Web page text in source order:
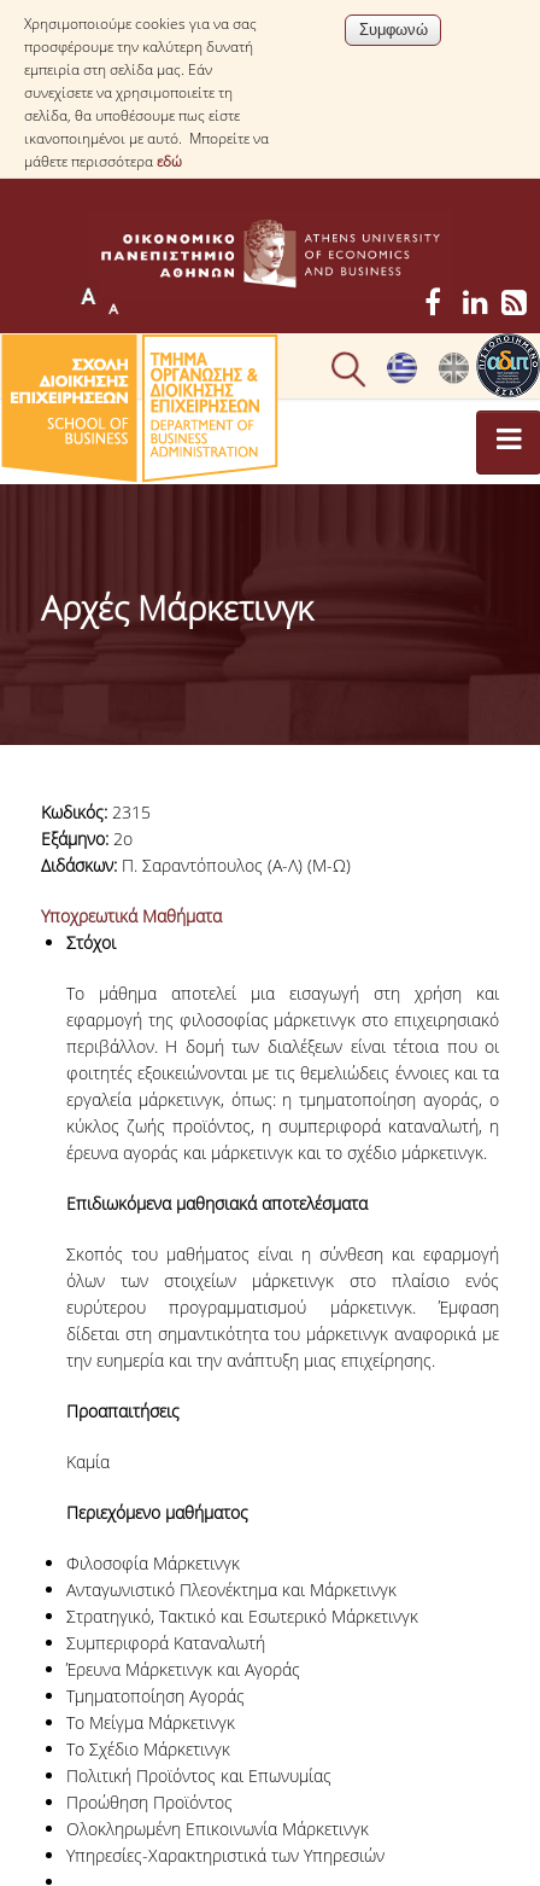
Χρησιμοποιούμε cookies για να σας
προσφέρουμε την καλύτερη δυνατή
εμπειρία στη σελίδα μας. Εάν
συνεχίσετε να χρησιμοποιείτε τη
σελίδα, θα υποθέσουμε πως είστε
ικανοποιημένοι με αυτό. Μπορείτε να
μάθετε περισσότεραεδώ
ΤΟ ΤΜΗΜΑ
ΧΑΙΡΕΤΙΣΜΟΣ ΠΡΟΕΔΡΟΥ
ΑΝΘΡΩΠΙΝΟ ΔΥΝΑΜΙΚΟ
ΕΝΤΕΤΑΛΜΕΝΟΙ ΔΙΔΑΣΚΟΝΤΕΣ ΑΚΑΔ.ΕΤΟΥΣ
2025-26
ΜΕΛΗ Ε.ΔΙ.Π
ΜΕΛΗ Ε.Δ.Π
ΜΕΛΗ Ε.Τ.Ε.Π.
ΔΙΟΙΚΗΤΙΚΟ ΠΡΟΣΩΠΙΚΟ
ΜΗΤΡΩΑ
ΩΡΕΣ ΓΡΑΦΕΙΟΥ ΑΚΑΔΗΜΑΪΚΟΥ
ΠΡΟΣΩΠΙΚΟΥ
ΠΡΟΠΤΥΧΙΑΚΕΣ ΣΠΟΥΔΕΣ
ΠΡΟΓΡΑΜΜΑ ΣΠΟΥΔΩΝ
ΜΑΘΗΜΑΤΑ ΠΡΟΓΡΑΜΜΑΤΟΣ ΣΠΟΥΔΩΝ
ΚΑΤΕΥΘΥΝΣΕΙΣ
ΠΡΟΓΡΑΜΜΑ ERASMUS+
INCOMING STUDENTS
OUTGOING STUDENTS
ΠΡΑΚΤΙΚΗ ΑΣΚΗΣΗ
ΟΔΗΓΟΣ ΕΚΠΟΝΗΣΗΣ ΕΡΓΑΣΙΩΝ
Αρχές Μάρκετινγκ
Κωδικός: 2315
Εξάμηνο: 2ο
Διδάσκων: Π. Σαραντόπουλος (Α-Λ) (Μ-Ω)
Υποχρεωτικά Μαθήματα
Στόχοι
Το μάθημα αποτελεί μια εισαγωγή στη χρήση και
εφαρμογή της φιλοσοφίας μάρκετινγκ στο επιχειρησιακό
περιβάλλον. Η δομή των διαλέξεων είναι τέτοια που οι
φοιτητές εξοικειώνονται με τις θεμελιώδεις έννοιες και τα
εργαλεία μάρκετινγκ, όπως: η τμηματοποίηση αγοράς, ο
κύκλος ζωής προϊόντος, η συμπεριφορά καταναλωτή, η
έρευνα αγοράς και μάρκετινγκ και το σχέδιο μάρκετινγκ.
Επιδιωκόμενα μαθησιακά αποτελέσματα
Σκοπός του μαθήματος είναι η σύνθεση και εφαρμογή
όλων των στοιχείων μάρκετινγκ στο πλαίσιο ενός
ευρύτερου προγραμματισμού μάρκετινγκ. Έμφαση
δίδεται στη σημαντικότητα του μάρκετινγκ αναφορικά με
την ευημερία και την ανάπτυξη μιας επιχείρησης.
Προαπαιτήσεις
Καμία
Περιεχόμενο μαθήματος
Φιλοσοφία Μάρκετινγκ
Ανταγωνιστικό Πλεονέκτημα και Μάρκετινγκ
Στρατηγικό, Τακτικό και Εσωτερικό Μάρκετινγκ
Συμπεριφορά Καταναλωτή
Έρευνα Μάρκετινγκ και Αγοράς
Τμηματοποίηση Αγοράς
Το Μείγμα Μάρκετινγκ
Το Σχέδιο Μάρκετινγκ
Πολιτική Προϊόντος και Επωνυμίας
Προώθηση Προϊόντος
Ολοκληρωμένη Επικοινωνία Μάρκετινγκ
Υπηρεσίες-Χαρακτηριστικά των Υπηρεσιών